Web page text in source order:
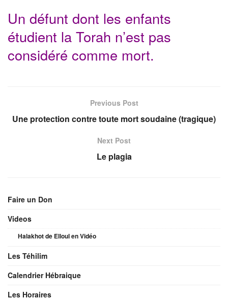
Un défunt dont les enfants
étudient la Torah n’est pas
considéré comme mort.
Previous Post
Une protection contre toute mort soudaine (tragique)
Next Post
Le plagia
Faire un Don
Videos
Halakhot de Elloul en Vidéo
Les Téhilim
Calendrier Hébraique
Les Horaires